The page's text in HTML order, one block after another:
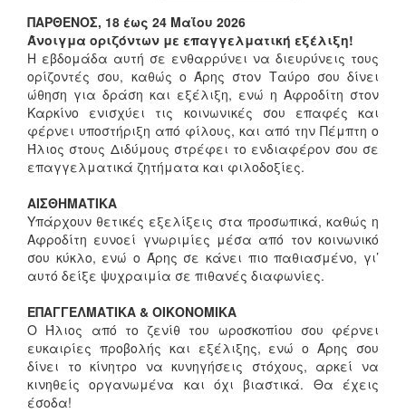
ΠΑΡΘΕΝΟΣ, 18 έως 24 Μαΐου 2026
Άνοιγμα οριζόντων με επαγγελματική εξέλιξη!
Η εβδομάδα αυτή σε ενθαρρύνει να διευρύνεις τους
ορίζοντές σου, καθώς ο Άρης στον Ταύρο σου δίνει
ώθηση για δράση και εξέλιξη, ενώ η Αφροδίτη στον
Καρκίνο ενισχύει τις κοινωνικές σου επαφές και
φέρνει υποστήριξη από φίλους, και από την Πέμπτη ο
Ήλιος στους Διδύμους στρέφει το ενδιαφέρον σου σε
επαγγελματικά ζητήματα και φιλοδοξίες.
ΑΙΣΘΗΜΑΤΙΚΑ
Υπάρχουν θετικές εξελίξεις στα προσωπικά, καθώς η
Αφροδίτη ευνοεί γνωριμίες μέσα από τον κοινωνικό
σου κύκλο, ενώ ο Άρης σε κάνει πιο παθιασμένο, γι’
αυτό δείξε ψυχραιμία σε πιθανές διαφωνίες.
ΕΠΑΓΓΕΛΜΑΤΙΚΑ & ΟΙΚΟΝΟΜΙΚΑ
Ο Ήλιος από το ζενίθ του ωροσκοπίου σου φέρνει
ευκαιρίες προβολής και εξέλιξης, ενώ ο Άρης σου
δίνει το κίνητρο να κυνηγήσεις στόχους, αρκεί να
κινηθείς οργανωμένα και όχι βιαστικά. Θα έχεις
έσοδα!